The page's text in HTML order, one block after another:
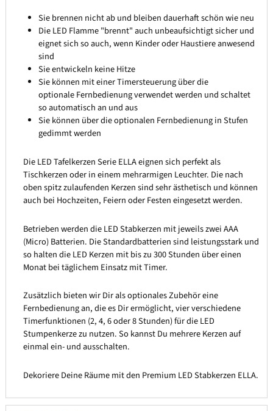
Sie brennen nicht ab und bleiben dauerhaft schön wie neu
Die LED Flamme "brennt" auch unbeaufsichtigt sicher und
eignet sich so auch, wenn Kinder oder Haustiere anwesend
sind
Sie entwickeln keine Hitze
Sie können mit einer Timersteuerung über die
optionale Fernbedienung verwendet werden und schaltet
so automatisch an und aus
Sie können über die optionalen Fernbedienung in Stufen
gedimmt werden
Die LED Tafelkerzen Serie ELLA eignen sich perfekt als
Tischkerzen oder in einem mehrarmigen Leuchter. Die nach
oben spitz zulaufenden Kerzen sind sehr ästhetisch und können
auch bei Hochzeiten, Feiern oder Festen eingesetzt werden.
Betrieben werden die LED Stabkerzen mit jeweils zwei AAA
(Micro) Batterien. Die Standardbatterien sind leistungsstark und
so halten die LED Kerzen mit bis zu 300 Stunden über einen
Monat bei täglichem Einsatz mit Timer.
Zusätzlich bieten wir Dir als optionales Zubehör eine
Fernbedienung an, die es Dir ermöglicht, vier verschiedene
Timerfunktionen (2, 4, 6 oder 8 Stunden) für die LED
Stumpenkerze zu nutzen. So kannst Du mehrere Kerzen auf
einmal ein- und ausschalten.
Dekoriere Deine Räume mit den Premium LED Stabkerzen ELLA.